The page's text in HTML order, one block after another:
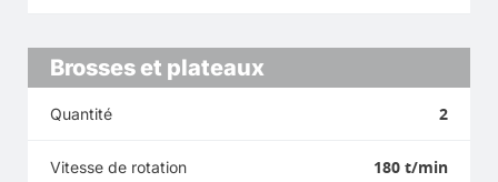
Brosses et plateaux
Quantité 2
Vitesse de rotation 180 t/min